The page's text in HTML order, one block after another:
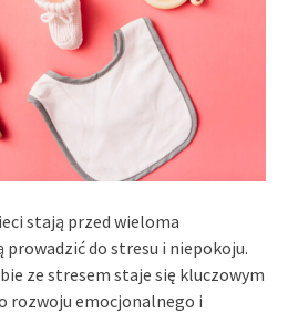
stają przed wieloma
do stresu i niepokoju.
ze stresem staje się kluczowym
rozwoju emocjonalnego i